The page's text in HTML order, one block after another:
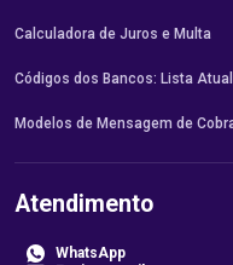
Calculadora de Juros e Multa
Códigos dos Bancos: Lista
Modelos de Mensagem de
Atendimento
WhatsApp